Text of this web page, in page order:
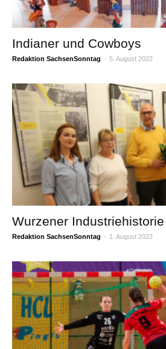
Indianer und Cowboys
Redaktion SachsenSonntag - 5. August 2022
Wurzener
Redaktion SachsenSonntag - 1. August 2022